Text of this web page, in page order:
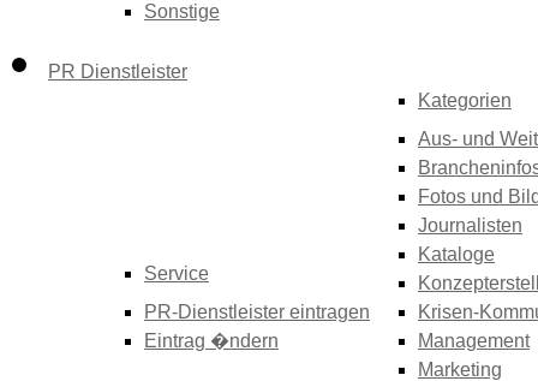
Sonstige
PR Dienstleister
Service
PR-Dienstleister eintragen
Eintrag �ndern
Kategorien
Aus- und
Fotos und
Journalisten
Kataloge
Krisen-
Management
Marketing